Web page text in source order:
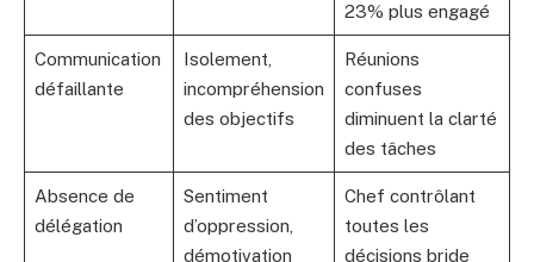
23% plus engagé
Communication
défaillante
Isolement,
incompréhension
des objectifs
Réunions
confuses
diminuent la clarté
des tâches
Absence de
délégation
Sentiment
d’oppression,
démotivation
Chef contrôlant
toutes les
décisions bride